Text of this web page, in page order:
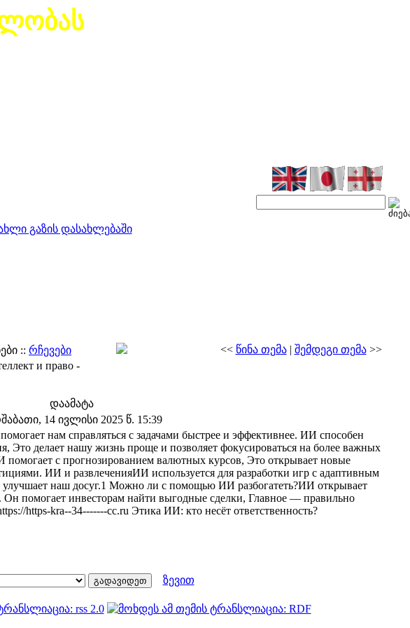
გაზის დასახლებაში
:: რჩევები << წინა თემა| შემდეგი თემა>>
и право -
დაამატა
14 ივლისი 2025 წ. 15:39
нам справляться с задачами быстрее и эффективнее. ИИ способен
Это делает нашу жизнь проще и позволяет фокусироваться на более важных
с прогнозированием валютных курсов, Это открывает новые
ИИ и развлеченияИИ используется для разработки игр с адаптивным
улучшает наш досуг.1 Можно ли с помощью ИИ разбогатеть?ИИ открывает
Он помогает инвесторам найти выгодные сделки, Главное — правильно
https-kra--34-------cc.ru Этика ИИ: кто несёт ответственность?
ზევით